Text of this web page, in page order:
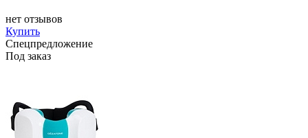
нет отзывов
Купить
Спецпредложение
Под заказ